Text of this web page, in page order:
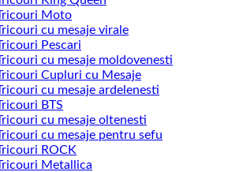
Moto
cu mesaje virale
Pescari
cu mesaje moldovenesti
Cupluri cu Mesaje
cu mesaje ardelenesti
BTS
cu mesaje oltenesti
cu mesaje pentru sefu
ROCK
Metallica